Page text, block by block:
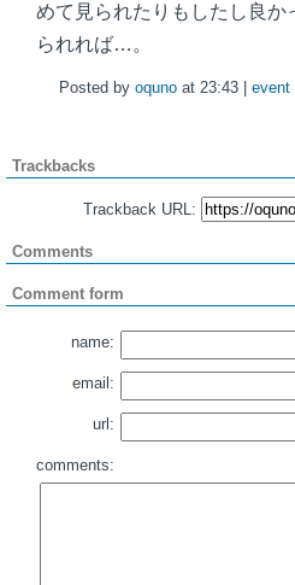
めて見られたりもしたし良か
られれば…。
Posted by oquno at 23:43 | event
Trackbacks
Trackback URL:
Comments
Comment form
name:
email:
url:
comments: